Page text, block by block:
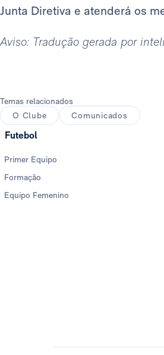
Junta Diretiva e atenderá os
Aviso: Tradução gerada por
Temas relacionados
O Clube
Comunicados
Futebol
Primer Equipo
Formação
Equipo Femenino